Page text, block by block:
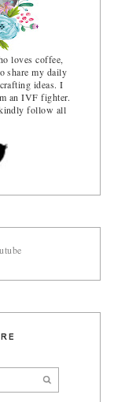
loves coffee,
share my daily
ideas. I
an IVF fighter.
follow all